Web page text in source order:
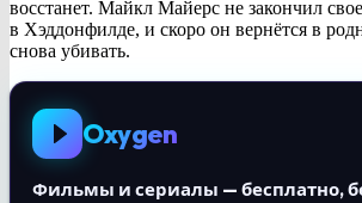
восстанет. Майкл Майерс не закончил
в Хэддонфилде, и скоро он вернётся в
снова убивать.
Oxygen
Фильмы и сериалы — бесплатно,